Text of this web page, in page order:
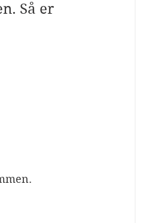
Så er